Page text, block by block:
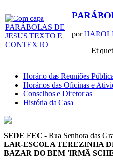
por
Horário das Reuniões
Horários das Oficinas e
Conselhos e Diretorias
História da Casa
SEDE FEC - Rua Senhora das
LAR-ESCOLA TEREZINHA
BAZAR DO BEM 'IRMÃ